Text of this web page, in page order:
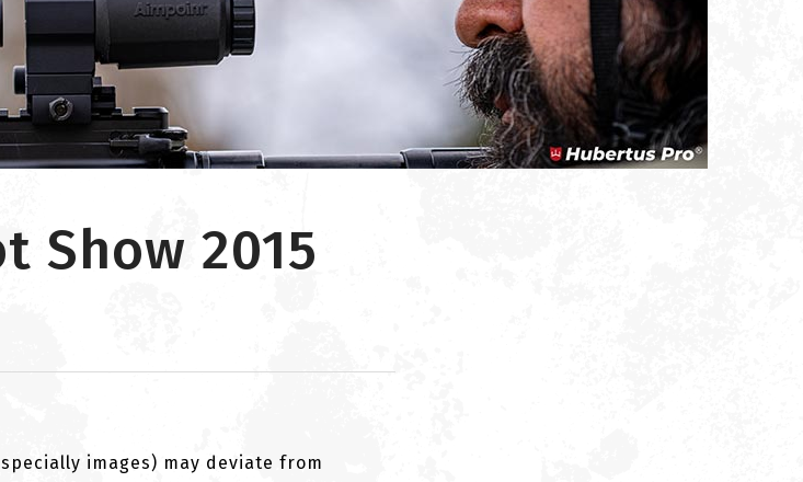
Show 2015
images) may deviate from